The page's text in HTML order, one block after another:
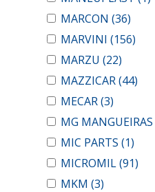
MARCON (36)
MARVINI (156)
MARZU (22)
MAZZICAR(44)
MECAR(3)
MG MANGUEIRAS
MIC PARTS (1)
MICROMIL(91)
MKM (3)